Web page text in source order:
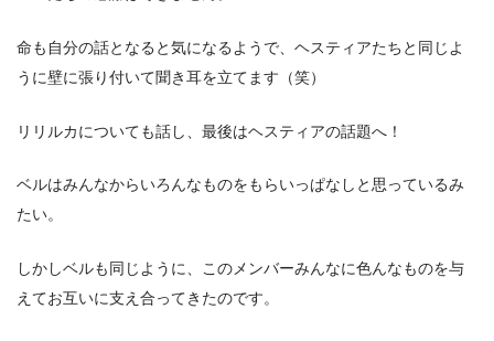
命も自分の話となると気になるようで、ヘスティアたちと同じよ
うに壁に張り付いて聞き耳を立てます（笑）
リリルカについても話し、最後はヘスティアの話題へ！
ベルはみんなからいろんなものをもらいっぱなしと思っているみ
たい。
しかしベルも同じように、このメンバーみんなに色んなものを与
えてお互いに支え合ってきたのです。